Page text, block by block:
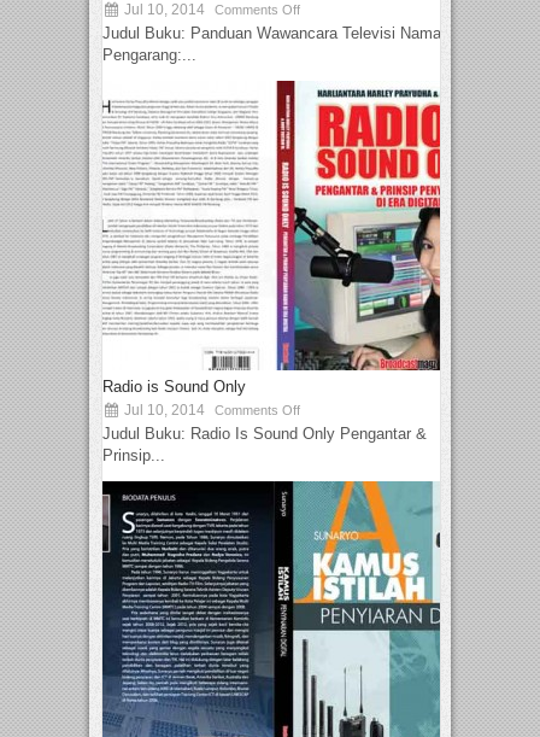
Jul 10, 2014 Comments Off
Judul Buku: Panduan Wawancara Televisi Nama
Pengarang:...
Radio is Sound Only
Jul 10, 2014 Comments Off
Judul Buku: Radio Is Sound Only Pengantar &
Prinsip...